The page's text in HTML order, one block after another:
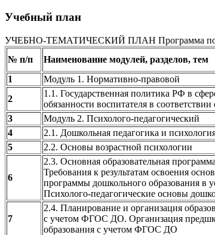
Учебный план
УЧЕБНО-ТЕМАТИЧЕСКИЙ ПЛАН Программа
№ п/п
Наименование модулей, разделов, тем
1
Модуль 1. Нормативно-правовой
2
1.1. Государственная политика РФ в
обязанности воспитателя в
3
Модуль 2. Психолого-педагогический
4
2.1. Дошкольная педагогика и
5
2.2. Основы возрастной психологии
6
2.3. Основная образовательная
Требования к результатам освоения
программы дошкольного образования
Психолого-педагогические основы
7
2.4. Планирование и организация
с учетом ФГОС ДО. Организация
образования с учетом ФГОС ДО